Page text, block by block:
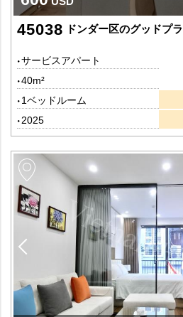
45038 ドンダー区のグッドプラ
サービスアパート
40m²
1ベッドルーム
2025